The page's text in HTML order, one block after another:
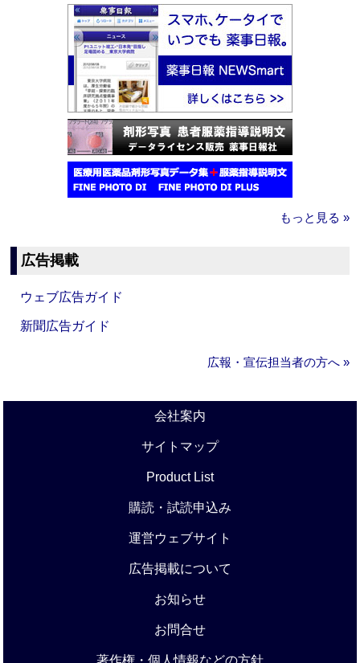
もっと見る »
広告掲載
ウェブ広告ガイド
新聞広告ガイド
広報・宣伝担当者の方へ »
会社案内
サイトマップ
Product List
購読・試読申込み
運営ウェブサイト
広告掲載について
お知らせ
お問合せ